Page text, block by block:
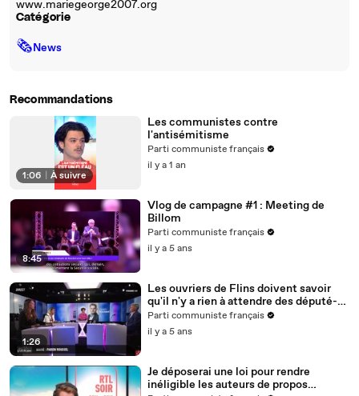
www.mariegeorge2007.org
Catégorie
🗞News
Recommandations
1:06 À suivre
Les communistes contre
l'antisémitisme
Parti communiste français
il y a 1 an
8:45
Vlog de campagne #1 : Meeting de
Billom
Parti communiste français
il y a 5 ans
1:26
Les ouvriers de Flins doivent savoir
qu'il n'y a rien à attendre des député-es
macronistes pour l'avenir de leur
emploi.
Parti communiste français
il y a 5 ans
Je déposerai une loi pour rendre
inéligible les auteurs de propos